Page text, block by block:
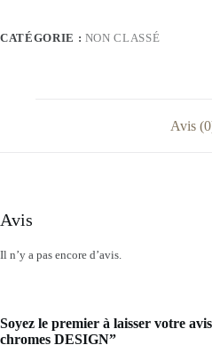
CATÉGORIE : NON CLASSÉ
Avis
Avis
Il n’y a pas encore d’avis.
Soyez le premier à laisser votre
chromes DESIGN”